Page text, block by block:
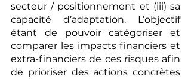
secteur / positionnement et (iii) sa
capacité d’adaptation. L’objectif
étant de pouvoir catégoriser et
comparer les impacts financiers et
extra-financiers de ces risques afin
de prioriser des actions concrètes